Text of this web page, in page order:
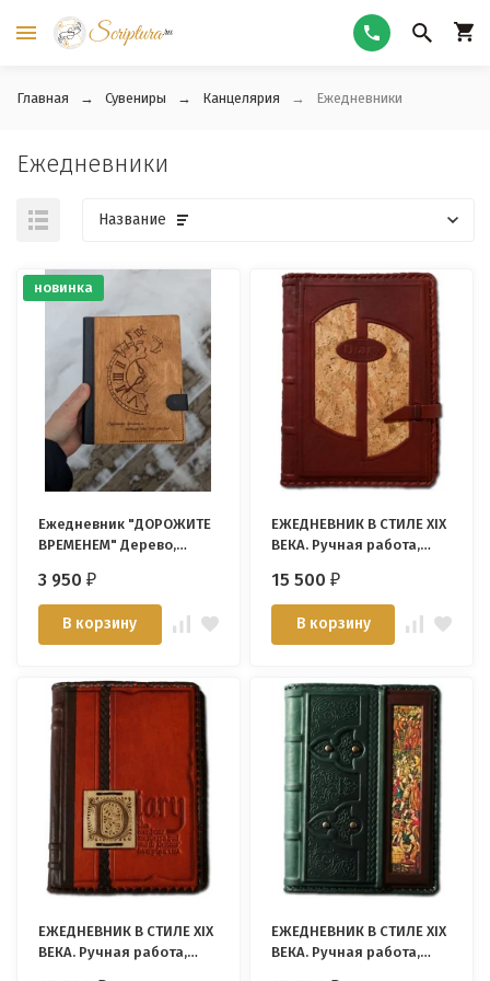
Главная Сувениры Канцелярия Ежедневники
Ежедневники
Название
новинка
Ежедневник "ДОРОЖИТЕ
ВРЕМЕНЕМ" Дерево,
застежка, карманы,
магнитная кнопка
/22х16,5 см/
3 950₽
В корзину
ЕЖЕДНЕВНИК В СТИЛЕ XIX
ВЕКА. Ручная работа,
натуральной кожи.
Модель №5 /175х235/
15 500₽
В корзину
ЕЖЕДНЕВНИК В СТИЛЕ XIX
ВЕКА. Ручная работа,
ЕЖЕДНЕВНИК В СТИЛЕ XIX
ВЕКА. Ручная работа,